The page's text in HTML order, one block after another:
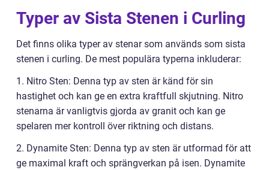
Typer av Sista Stenen i Curling
Det finns olika typer av stenar som används som sista
stenen i curling. De mest populära typerna inkluderar:
1. Nitro Sten: Denna typ av sten är känd för sin
hastighet och kan ge en extra kraftfull skjutning. Nitro
stenarna är vanligtvis gjorda av granit och kan ge
spelaren mer kontroll över riktning och distans.
2. Dynamite Sten: Denna typ av sten är utformad för att
ge maximal kraft och sprängverkan på isen. Dynamite